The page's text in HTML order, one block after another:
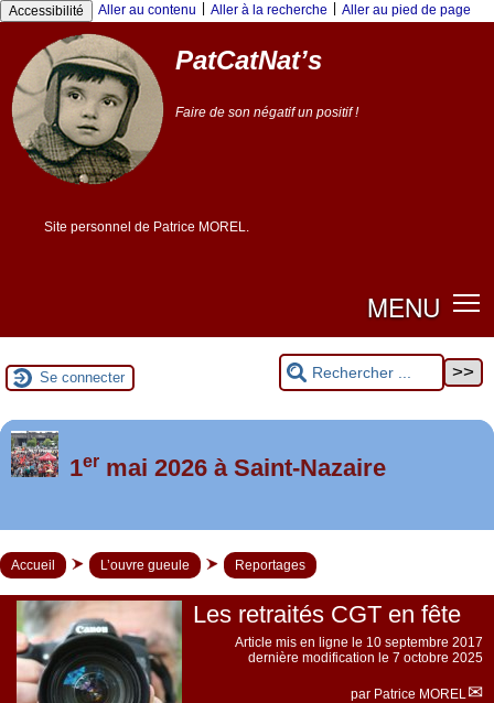
Accessibilité Aller au contenu Aller à la recherche Aller au pied de page
PatCatNat’s
Faire de son négatif un positif !
Site personnel de Patrice MOREL.
MENU
Se connecter
Foutez-nous la paix !
1ermai 2026 à Saint-Nazaire
Accueil L’ouvre gueule Reportages
Les retraités CGT en fête
Article mis en ligne le 10 septembre 2017
dernière modification le 7 octobre 2025
par Patrice MOREL